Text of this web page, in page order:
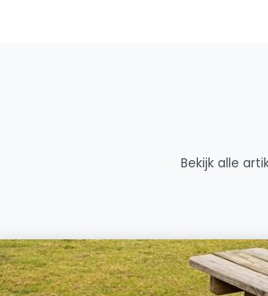
Bekijk alle